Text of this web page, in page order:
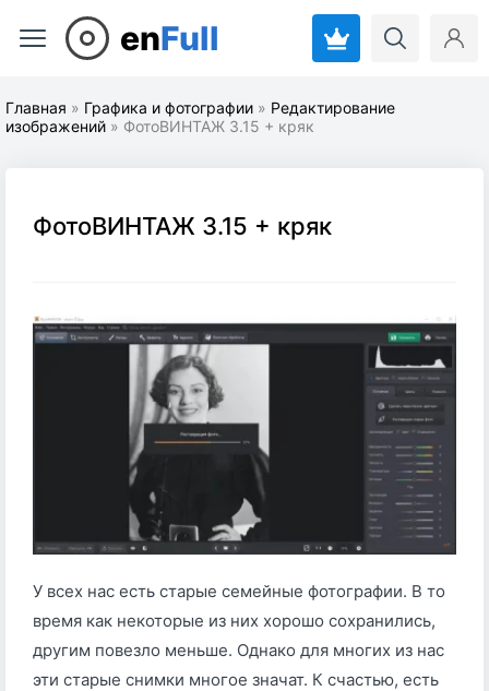
enFull
Главная » Графика и фотографии » Редактирование
изображений » ФотоВИНТАЖ 3.15 + кряк
ФотоВИНТАЖ 3.15 + кряк
У всех нас есть старые семейные фотографии. В то
время как некоторые из них хорошо сохранились,
другим повезло меньше. Однако для многих из нас
эти старые снимки многое значат. К счастью, есть